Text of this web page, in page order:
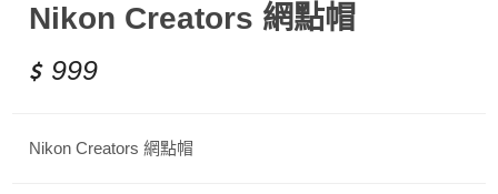
Nikon Creators 網點帽
999
Nikon Creators 網點帽